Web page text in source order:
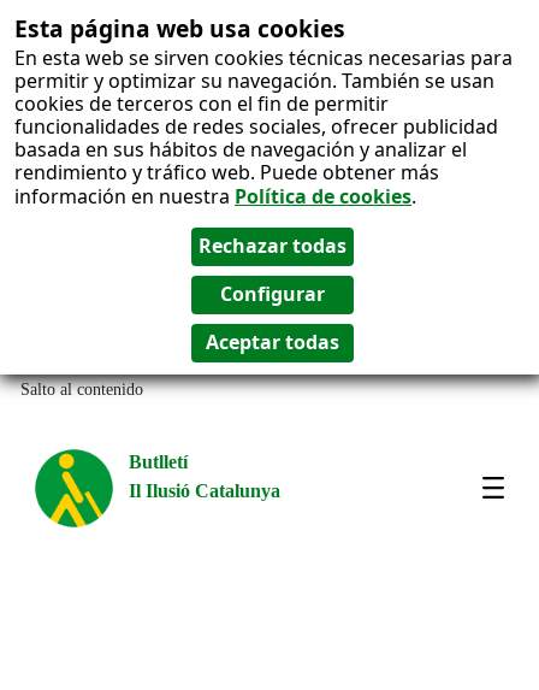
Esta página web usa cookies
En esta web se sirven cookies técnicas necesarias para
permitir y optimizar su navegación. También se usan
cookies de terceros con el fin de permitir
funcionalidades de redes sociales, ofrecer publicidad
basada en sus hábitos de navegación y analizar el
rendimiento y tráfico web. Puede obtener más
información en nuestra Política de cookies.
Salto al contenido
Butlletí
Il Ilusió Catalunya